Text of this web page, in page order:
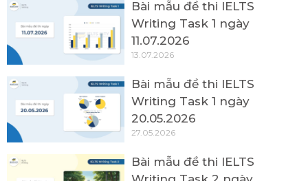
Bài mẫu đề thi IELTS
Writing Task 1 ngày
11.07.2026
13.07.2026
Bài mẫu đề thi IELTS
Writing Task 1 ngày
20.05.2026
27.05.2026
Bài mẫu đề thi IELTS